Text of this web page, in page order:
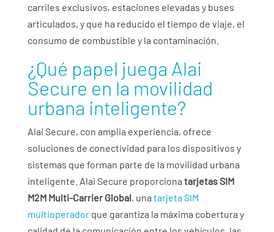
carriles exclusivos, estaciones elevadas y buses
articulados, y que ha reducido el tiempo de viaje, el
consumo de combustible y la contaminación.
¿Qué papel juega Alai
Secure en la movilidad
urbana inteligente?
Alai Secure, con amplia experiencia, ofrece
soluciones de conectividad para los dispositivos y
sistemas que forman parte de la movilidad urbana
inteligente. Alai Secure proporciona tarjetas SIM
M2M Multi-Carrier Global, una tarjeta SIM
multioperadorque garantiza la máxima cobertura y